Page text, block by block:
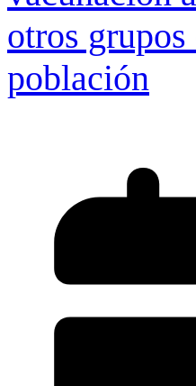
otros grupos
población